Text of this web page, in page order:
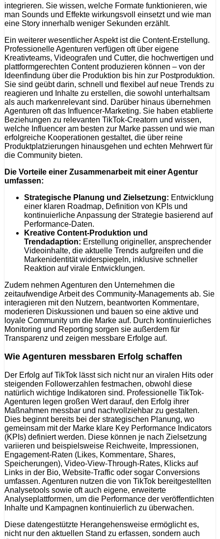
integrieren. Sie wissen, welche Formate funktionieren, wie
man Sounds und Effekte wirkungsvoll einsetzt und wie man
eine Story innerhalb weniger Sekunden erzählt.
Ein weiterer wesentlicher Aspekt ist die Content-Erstellung.
Professionelle Agenturen verfügen oft über eigene
Kreativteams, Videografen und Cutter, die hochwertigen und
plattformgerechten Content produzieren können – von der
Ideenfindung über die Produktion bis hin zur Postproduktion.
Sie sind geübt darin, schnell und flexibel auf neue Trends zu
reagieren und Inhalte zu erstellen, die sowohl unterhaltsam
als auch markenrelevant sind. Darüber hinaus übernehmen
Agenturen oft das Influencer-Marketing. Sie haben etablierte
Beziehungen zu relevanten TikTok-Creatorn und wissen,
welche Influencer am besten zur Marke passen und wie man
erfolgreiche Kooperationen gestaltet, die über reine
Produktplatzierungen hinausgehen und echten Mehrwert für
die Community bieten.
Die Vorteile einer Zusammenarbeit mit einer Agentur
umfassen:
Strategische Planung und Zielsetzung: Entwicklung
einer klaren Roadmap, Definition von KPIs und
kontinuierliche Anpassung der Strategie basierend auf
Performance-Daten.
Kreative Content-Produktion und
Trendadaption: Erstellung origineller, ansprechender
Videoinhalte, die aktuelle Trends aufgreifen und die
Markenidentität widerspiegeln, inklusive schneller
Reaktion auf virale Entwicklungen.
Zudem nehmen Agenturen den Unternehmen die
zeitaufwendige Arbeit des Community-Managements ab. Sie
interagieren mit den Nutzern, beantworten Kommentare,
moderieren Diskussionen und bauen so eine aktive und
loyale Community um die Marke auf. Durch kontinuierliches
Monitoring und Reporting sorgen sie außerdem für
Transparenz und zeigen messbare Erfolge auf.
Wie Agenturen messbaren Erfolg schaffen
Der Erfolg auf TikTok lässt sich nicht nur an viralen Hits oder
steigenden Followerzahlen festmachen, obwohl diese
natürlich wichtige Indikatoren sind. Professionelle TikTok-
Agenturen legen großen Wert darauf, den Erfolg ihrer
Maßnahmen messbar und nachvollziehbar zu gestalten.
Dies beginnt bereits bei der strategischen Planung, wo
gemeinsam mit der Marke klare Key Performance Indicators
(KPIs) definiert werden. Diese können je nach Zielsetzung
variieren und beispielsweise Reichweite, Impressionen,
Engagement-Raten (Likes, Kommentare, Shares,
Speicherungen), Video-View-Through-Rates, Klicks auf
Links in der Bio, Website-Traffic oder sogar Conversions
umfassen. Agenturen nutzen die von TikTok bereitgestellten
Analysetools sowie oft auch eigene, erweiterte
Analyseplattformen, um die Performance der veröffentlichten
Inhalte und Kampagnen kontinuierlich zu überwachen.
Diese datengestützte Herangehensweise ermöglicht es,
nicht nur den aktuellen Stand zu erfassen, sondern auch